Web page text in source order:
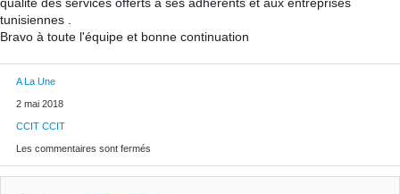
tunisiennes .
Bravo à toute l'équipe et bonne continuation
A La Une
2 mai 2018
CCIT CCIT
Les commentaires sont fermés